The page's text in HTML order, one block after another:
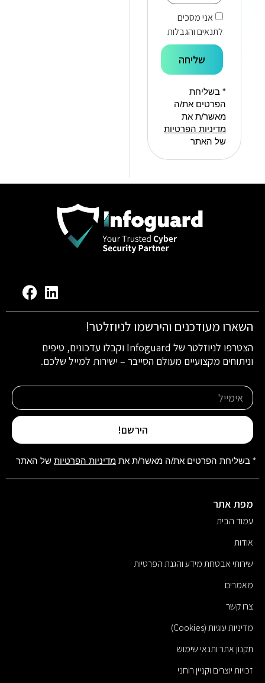
אני מסכים
לתנאים והגבלות
שליחה
* בשליחת
הפרטים את/ה
מאשר/ת את
מדיניות הפרטיות
של האתר
השארו מעודכנים והירשמו לניוזלטר!
הצטרפו לניוזלטר של Infoguard וקבלו עדכונים, טיפים
וניתוחים מקצועיים מעולם הסייבר – ישירות למייל שלכם.
הירשם!
* בשליחת הפרטים את/ה מאשר/ת את מדיניות הפרטיות של האתר
מפת אתר
עמוד הבית
אודות
שירותי אבטחת מידע והגנת הפרטיות
מאמרים
צרו קשר
מדיניות עוגיות (Cookies)
תקנון אתר ותנאי שימוש
זכויות יוצרים וקניין רוחני